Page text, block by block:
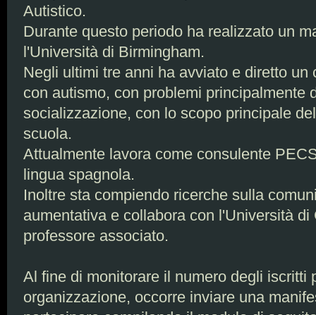
Autistico.
Durante questo periodo ha realizzato un
l'Università di Birmingham.
Negli ultimi tre anni ha avviato e diretto un
con autismo, con problemi principalmente
socializzazione, con lo scopo principale
scuola.
Attualmente lavora come consulente
lingua spagnola.
Inoltre sta compiendo ricerche sulla
aumentativa e collabora con l'Università
professore associato.
Al fine di monitorare il numero degli iscritti
organizzazione, occorre inviare una